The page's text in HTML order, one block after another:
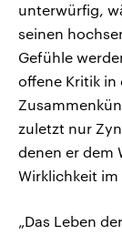
unterwürfig,
seinen
Gefühle
offene Kritik in
zuletzt nur
denen er dem
Wirklichkeit
„Das Leben